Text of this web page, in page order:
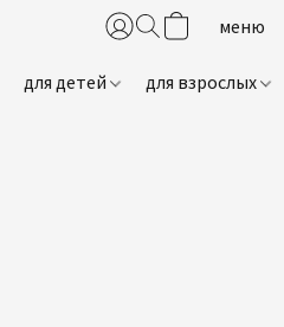
для детей для взрослых